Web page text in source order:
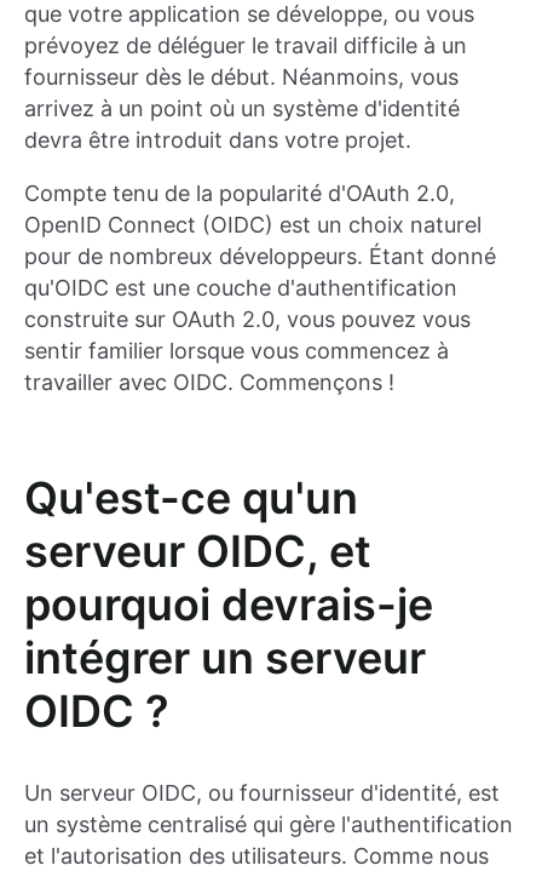
que votre application se développe, ou vous
prévoyez de déléguer le travail difficile à un
fournisseur dès le début. Néanmoins, vous
arrivez à un point où un système d'identité
devra être introduit dans votre projet.
Compte tenu de la popularité d'OAuth 2.0,
OpenID Connect (OIDC) est un choix naturel
pour de nombreux développeurs. Étant donné
qu'OIDC est une couche d'authentification
construite sur OAuth 2.0, vous pouvez vous
sentir familier lorsque vous commencez à
travailler avec OIDC. Commençons !
Qu'est-ce qu'un
serveur OIDC, et
pourquoi devrais-je
intégrer un serveur
OIDC ?
Un serveur OIDC, ou fournisseur d'identité, est
un système centralisé qui gère l'authentification
et l'autorisation des utilisateurs. Comme nous